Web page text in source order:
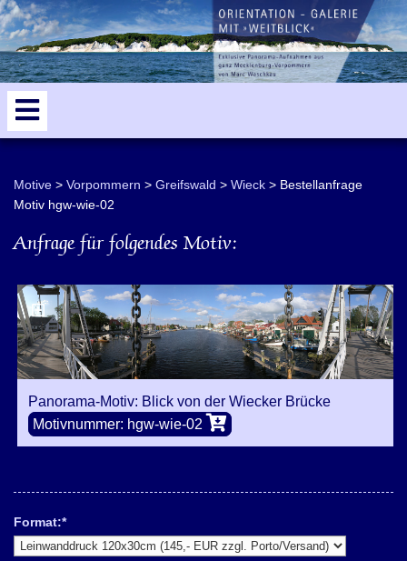
Motive Vorpommern Greifswald Wieck
Bestellanfrage
Motiv hgw-wie-02
Anfrage für folgendes Motiv:
Panorama-Motiv: Blick von der Wiecker Brücke
Motivnummer: hgw-wie-02
Format:*
5